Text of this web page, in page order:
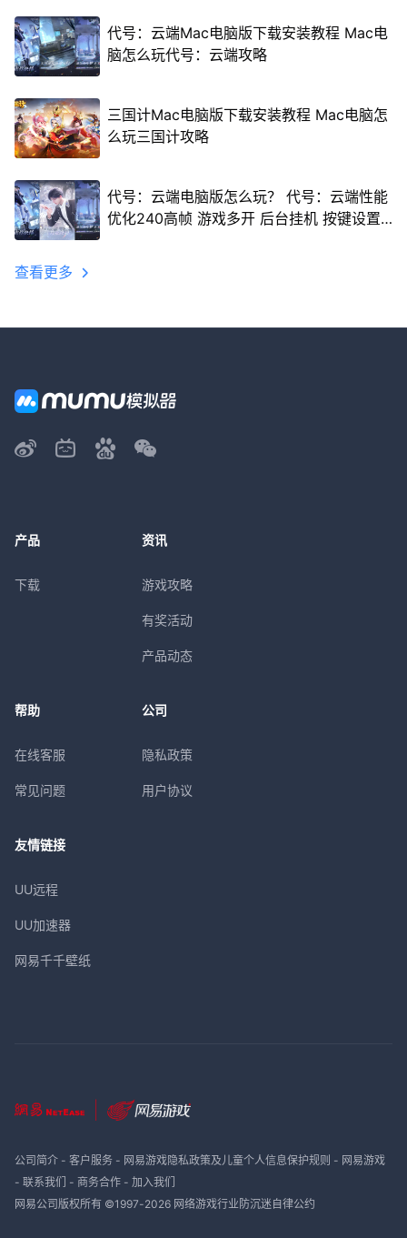
代号：云端Mac电脑版下载安装教程 Mac电
脑怎么玩代号：云端攻略
三国计Mac电脑版下载安装教程 Mac电脑怎
么玩三国计攻略
代号：云端电脑版怎么玩？ 代号：云端性能
优化240高帧 游戏多开 后台挂机 按键设置
查看更多
产品
下载
资讯
游戏攻略
有奖活动
产品动态
帮助
在线客服
常见问题
公司
隐私政策
用户协议
友情链接
UU远程
UU加速器
网易千千壁纸
公司简介- 客户服务- 网易游戏隐私政策及儿童个人信息保护规则 - 网易游戏
- 联系我们 - 商务合作- 加入我们
网易公司版权所有 ©1997-2026 网络游戏行业防沉迷自律公约